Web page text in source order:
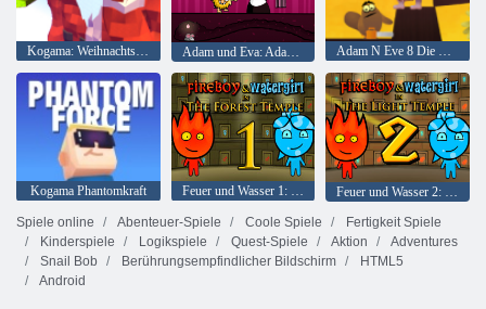
Kogama: Weihnachtsparkour Adam und Eva: Adam der Geist Adam N Eve 8 Die Liebesquest
Kogama Phantomkraft Feuer und Wasser 1: Waldtempel
Feuer und Wasser 2: Lichttempel
Spiele online
Abenteuer-Spiele Coole Spiele
Fertigkeit Spiele
Kinderspiele
Logikspiele Quest-Spiele Aktion
Adventures
Snail Bob
Berührungsempfindlicher Bildschirm
HTML5
Android